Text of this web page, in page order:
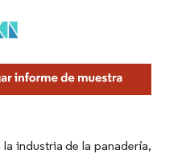
industria de la panadería,